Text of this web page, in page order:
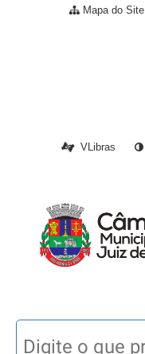
Mapa do Site
VLibras